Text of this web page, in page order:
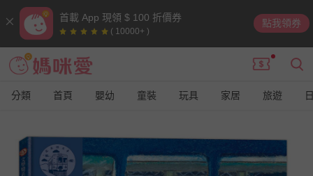
首載 App 現領 $ 100 折價券
( 10000+ )
點我領券
分類 首頁 嬰幼 童裝 玩具 家居 旅遊